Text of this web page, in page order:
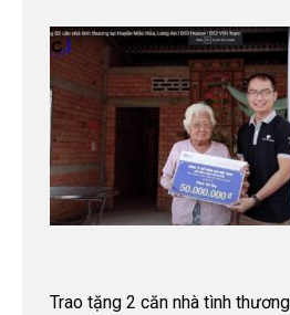
Trao tặng 2 căn nhà tình